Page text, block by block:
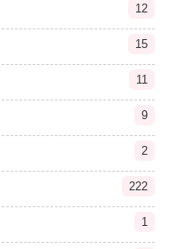
12
15
11
9
2
222
1